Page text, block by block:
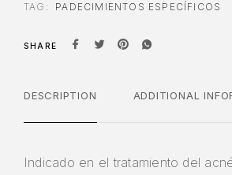
TAG:
PADECIMIENTOS ESPECÍFICOS
SHARE
DESCRIPTION ADDITIONAL
Indicado en el tratamiento del